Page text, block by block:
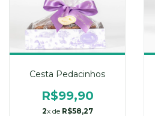
Cesta Pedacinhos
R$99,90
2x de R$58,27